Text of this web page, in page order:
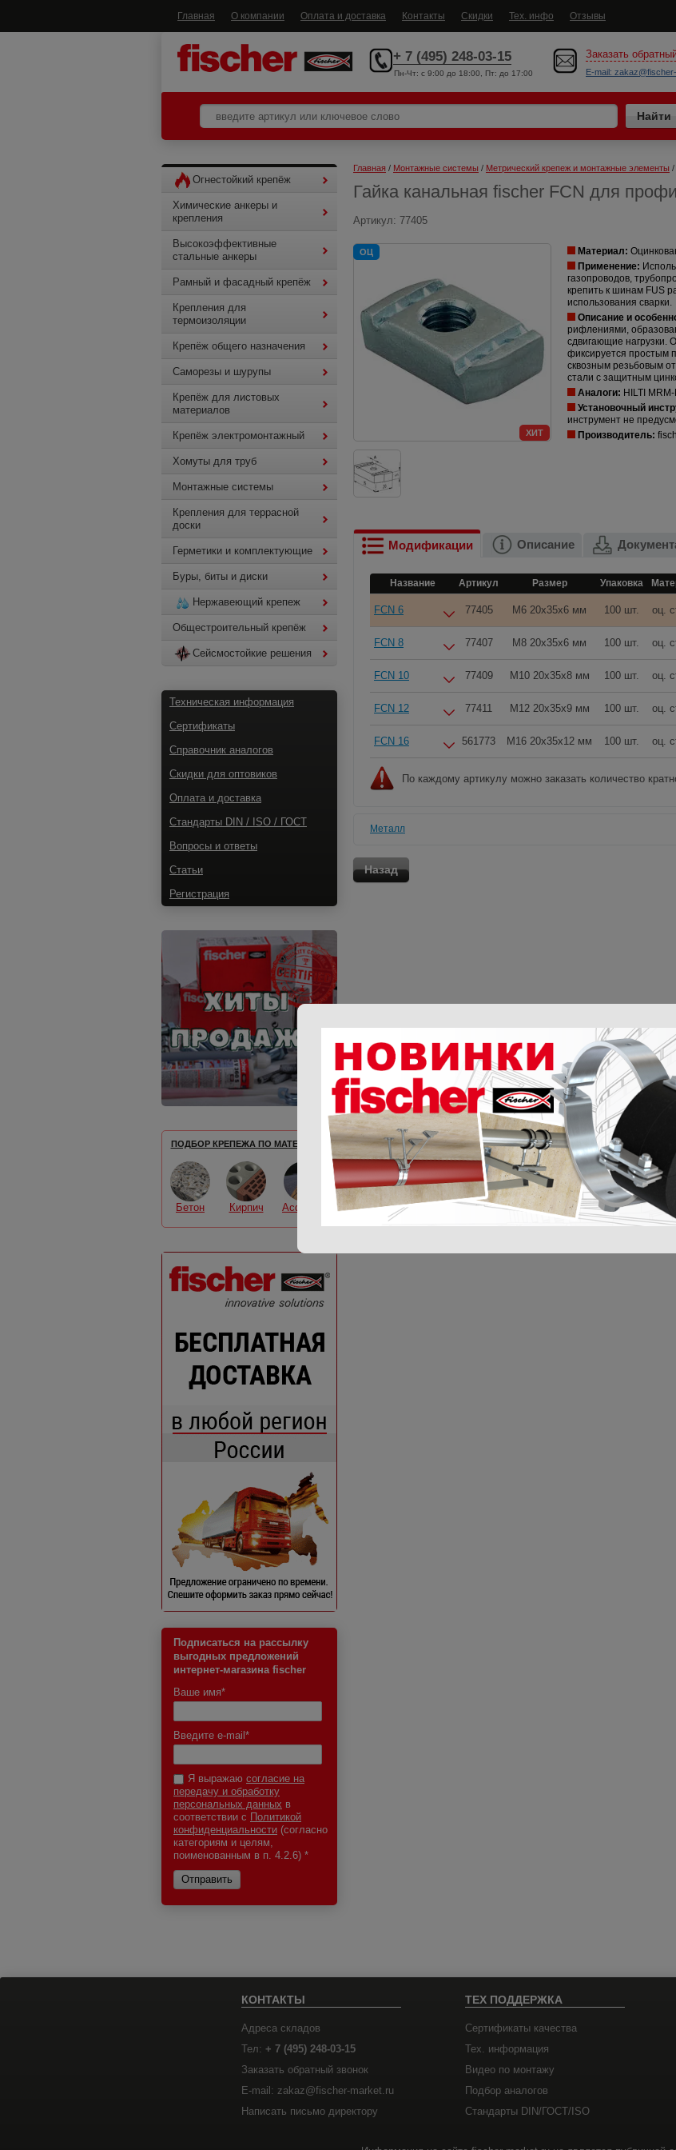
Главная О компании Оплата и доставка Контакты Скидки Тех. инфо Отзывы
+ 7 (495) 248-03-15
Пн-Чт: c 9:00 до 18:00, Пт: до 17:00
Заказать
E-mail:
Огнестойкий крепёж
Химические анкеры и
крепления
Высокоэффективные
стальные анкеры
Рамный и фасадный крепёж
Крепления для
термоизоляции
Крепёж общего назначения
Саморезы и шурупы
Крепёж для листовых
материалов
Крепёж электромонтажный
Хомуты для труб
Монтажные системы
Крепления для террасной
доски
Герметики и комплектующие
Буры, биты и диски
Нержавеющий крепеж
Общестроительный крепёж
Сейсмостойкие решения
Техническая информация
Сертификаты
Справочник аналогов
Скидки для оптовиков
Оплата и доставка
Стандарты DIN / ISO / ГОСТ
Вопросы и ответы
Статьи
Регистрация
ПОДБОР КРЕПЕЖА ПО МАТЕРИАЛУ
Бетон Кирпич Асфальт
Подписаться на рассылку
выгодных предложений
интернет-магазина fischer
Ваше имя*
Введите e-mail *
Я выражаю согласие на
передачу и обработку
персональных данных в
соответствии с Политикой
конфиденциальности (согласно
категориям и целям,
поименованным в п. 4.2.6) *
Отправить
Главная / Монтажные системы / Метрический крепеж и монтажные элементы /
Гайка канальная fischer FCN для
Артикул: 77405
ОЦ
ХИТ
Материал:
Применение:
газопроводов,
крепить к шинам FUS
использования сварки.
Описание и
рифлениями,
сдвигающие нагрузки.
фиксируется простым
сквозным резьбовым
стали с защитным
Аналоги: HILTI
Установочный
инструмент не
Производитель:
Модификации Описание
Название Артикул Размер Упаковка
FCN 6 77405 M6 20x35x6 мм 100 шт. оц.
FCN 8 77407 M8 20x35x6 мм 100 шт. оц.
FCN 10 77409 M10 20x35x8 мм 100 шт. оц.
FCN 12 77411 M12 20x35x9 мм 100 шт. оц.
FCN 16 561773 M16 20x35x12 мм 100 шт. оц.
По каждому артикулу можно заказать количество
Металл
Назад
КОНТАКТЫ
Адреса складов
Тел: + 7 (495) 248-03-15
Заказать обратный звонок
E-mail: zakaz@fischer-market.ru
Написать письмо директору
ТЕХ ПОДДЕРЖКА
Сертификаты качества
Тех. информация
Видео по монтажу
Подбор аналогов
Стандарты DIN/ГОСТ/ISO